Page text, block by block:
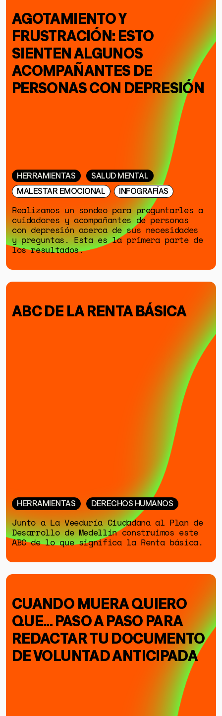
AGOTAMIENTO Y
FRUSTRACIÓN: ESTO
SIENTEN ALGUNOS
ACOMPAÑANTES DE
PERSONAS CON DEPRESIÓN
HERRAMIENTAS
SALUD MENTAL
MALESTAR EMOCIONAL
INFOGRAFÍAS
Realizamos un sondeo para preguntarles a
cuidadores y acompañantes de personas
con depresión acerca de sus necesidades
y preguntas. Esta es la primera parte de
los resultados.
ABC DE LA RENTA BÁSICA
HERRAMIENTAS DERECHOS HUMANOS
Junto a La Veeduría Ciudadana al Plan de
Desarrollo de Medellín construimos este
ABC de lo que significa la Renta básica.
CUANDO MUERA QUIERO
QUE... PASO A PASO PARA
REDACTAR TU DOCUMENTO
DE VOLUNTAD ANTICIPADA